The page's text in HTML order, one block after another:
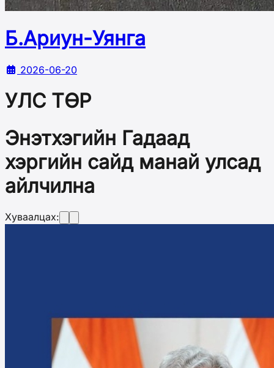
Б.Ариун-Уянга
2026-06-20
УЛС ТӨР
Энэтхэгийн Гадаад
хэргийн сайд манай улсад
айлчилна
Хуваалцах: